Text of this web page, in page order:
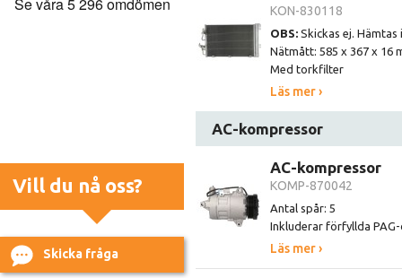
Vill du nå oss?
Skicka fråga
KON-830118
OBS: Skickas ej.
Nätmått: 585 x 367 x 16
Med torkfilter
Läs mer ›
AC-kompressor
AC-kompressor
KOMP-870042
Antal spår: 5
Inkluderar förfyllda
Läs mer ›